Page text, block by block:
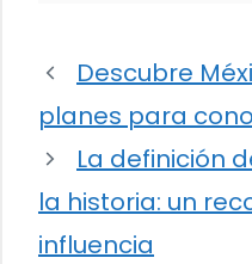
Descubre
planes para
La definición
la historia: un
influencia